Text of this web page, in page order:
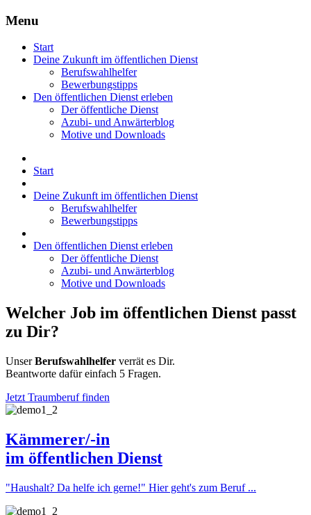
Menu
Start
Deine Zukunft im öffentlichen Dienst
Berufswahlhelfer
Bewerbungstipps
Den öffentlichen Dienst erleben
Der öffentliche Dienst
Azubi- und Anwärterblog
Motive und Downloads
Start
Deine Zukunft im öffentlichen Dienst
Berufswahlhelfer
Bewerbungstipps
Den öffentlichen Dienst erleben
Der öffentliche Dienst
Azubi- und Anwärterblog
Motive und Downloads
Welcher Job im öffentlichen Dienst passt
zu Dir?
UnserBerufswahlhelfer verrät es Dir.
Beantworte dafür einfach 5 Fragen.
Jetzt Traumberuf finden
Kämmerer/-in
im öffentlichen Dienst
"Haushalt? Da helfe ich gerne!" Hier geht's zum Beruf ...